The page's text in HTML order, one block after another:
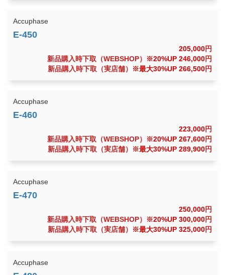
Accuphase
205,000円
新品購入時下取（WEBSHOP）
※20%UP 246,000円
新品購入時下取（実店舗）
※最大30%UP 266,500円
Accuphase
223,000円
新品購入時下取（WEBSHOP）
※20%UP 267,600円
新品購入時下取（実店舗）
※最大30%UP 289,900円
Accuphase
250,000円
新品購入時下取（WEBSHOP）
※20%UP 300,000円
新品購入時下取（実店舗）
※最大30%UP 325,000円
Accuphase